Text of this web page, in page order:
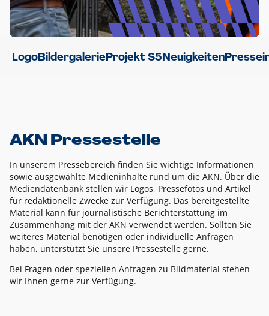
LogoBildergalerieProjekt S5Neuigkeiten
AKN Pressestelle
In unserem Pressebereich finden Sie wichtige Informationen
sowie ausgewählte Medieninhalte rund um die AKN. Über die
Mediendatenbank stellen wir Logos, Pressefotos und Artikel
für redaktionelle Zwecke zur Verfügung. Das bereitgestellte
Material kann für journalistische Berichterstattung im
Zusammenhang mit der AKN verwendet werden. Sollten Sie
weiteres Material benötigen oder individuelle Anfragen
haben, unterstützt Sie unsere Pressestelle gerne.
Bei Fragen oder speziellen Anfragen zu Bildmaterial stehen
wir Ihnen gerne zur Verfügung.